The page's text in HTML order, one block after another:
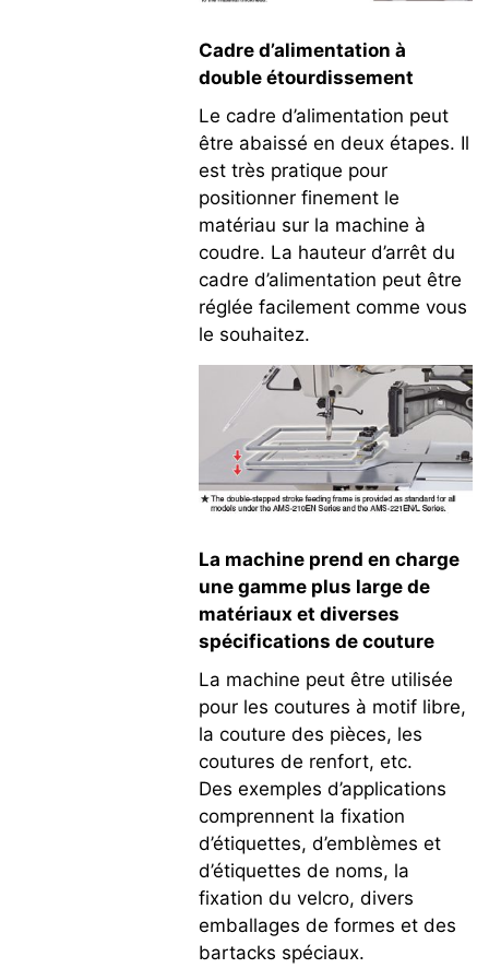
Cadre d’alimentation à
double étourdissement
Le cadre d’alimentation peut
être abaissé en deux étapes. Il
est très pratique pour
positionner finement le
matériau sur la machine à
coudre. La hauteur d’arrêt du
cadre d’alimentation peut être
réglée facilement comme vous
le souhaitez.
La machine prend en charge
une gamme plus large de
matériaux et diverses
spécifications de couture
La machine peut être utilisée
pour les coutures à motif libre,
la couture des pièces, les
coutures de renfort, etc.
Des exemples d’applications
comprennent la fixation
d’étiquettes, d’emblèmes et
d’étiquettes de noms, la
fixation du velcro, divers
emballages de formes et des
bartacks spéciaux.